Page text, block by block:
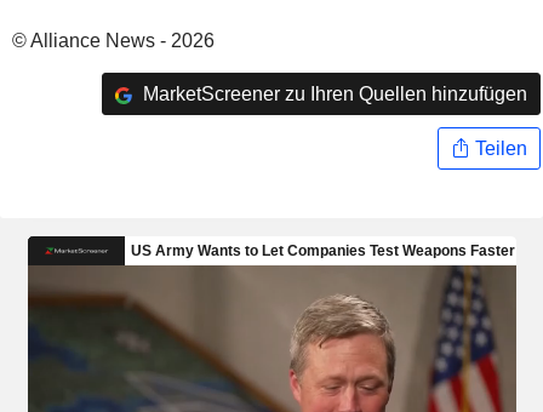
© Alliance News - 2026
MarketScreener zu Ihren Quellen hinzufügen
Teilen